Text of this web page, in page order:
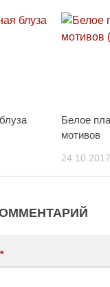
Белое
мотивов
24.10.2017
*